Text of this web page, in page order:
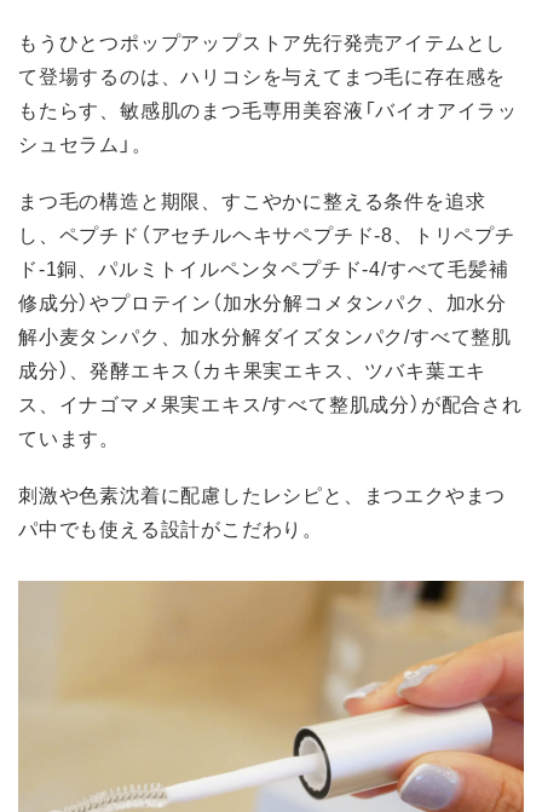
もうひとつポップアップストア先行発売アイテムとし
て登場するのは、ハリコシを与えてまつ毛に存在感を
もたらす、敏感肌のまつ毛専用美容液「バイオアイラッ
シュセラム」。
まつ毛の構造と期限、すこやかに整える条件を追求
し、ペプチド（アセチルヘキサペプチド-8、トリペプチ
ド-1銅、パルミトイルペンタペプチド-4/すべて毛髪補
修成分）やプロテイン（加水分解コメタンパク、加水分
解小麦タンパク、加水分解ダイズタンパク/すべて整肌
成分）、発酵エキス（カキ果実エキス、ツバキ葉エキ
ス、イナゴマメ果実エキス/すべて整肌成分）が配合され
ています。
刺激や色素沈着に配慮したレシピと、まつエクやまつ
パ中でも使える設計がこだわり。